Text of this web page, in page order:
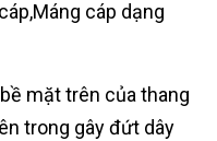
cáp dạng
mặt trên của thang
trong gây đứt dây